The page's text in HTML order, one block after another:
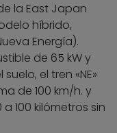
la East Japan
híbrido,
Energía).
de 65 kW y
el tren «NE»
de 100 km/h. y
100 kilómetros sin